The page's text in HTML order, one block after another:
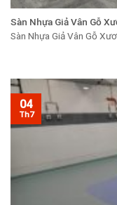
Sàn Nhựa Giả Vân Gỗ
Sàn Nhựa Giả Vân Gỗ
04
Th7